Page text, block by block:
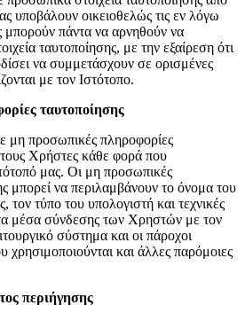
υποβάλουν οικειοθελώς τις εν λόγω
πάντα να αρνηθούν να
ταυτοποίησης, με την εξαίρεση ότι
να συμμετάσχουν σε ορισμένες
με τον Ιστότοπο.
ταυτοποίησης
προσωπικές πληροφορίες
Χρήστες κάθε φορά που
μας. Οι μη προσωπικές
μπορεί να περιλαμβάνουν το όνομα του
τον τύπο του υπολογιστή και τεχνικές
μέσα σύνδεσης των Χρηστών με τον
σύστημα και οι πάροχοι
χρησιμοποιούνται και άλλες παρόμοιες
περιήγησης